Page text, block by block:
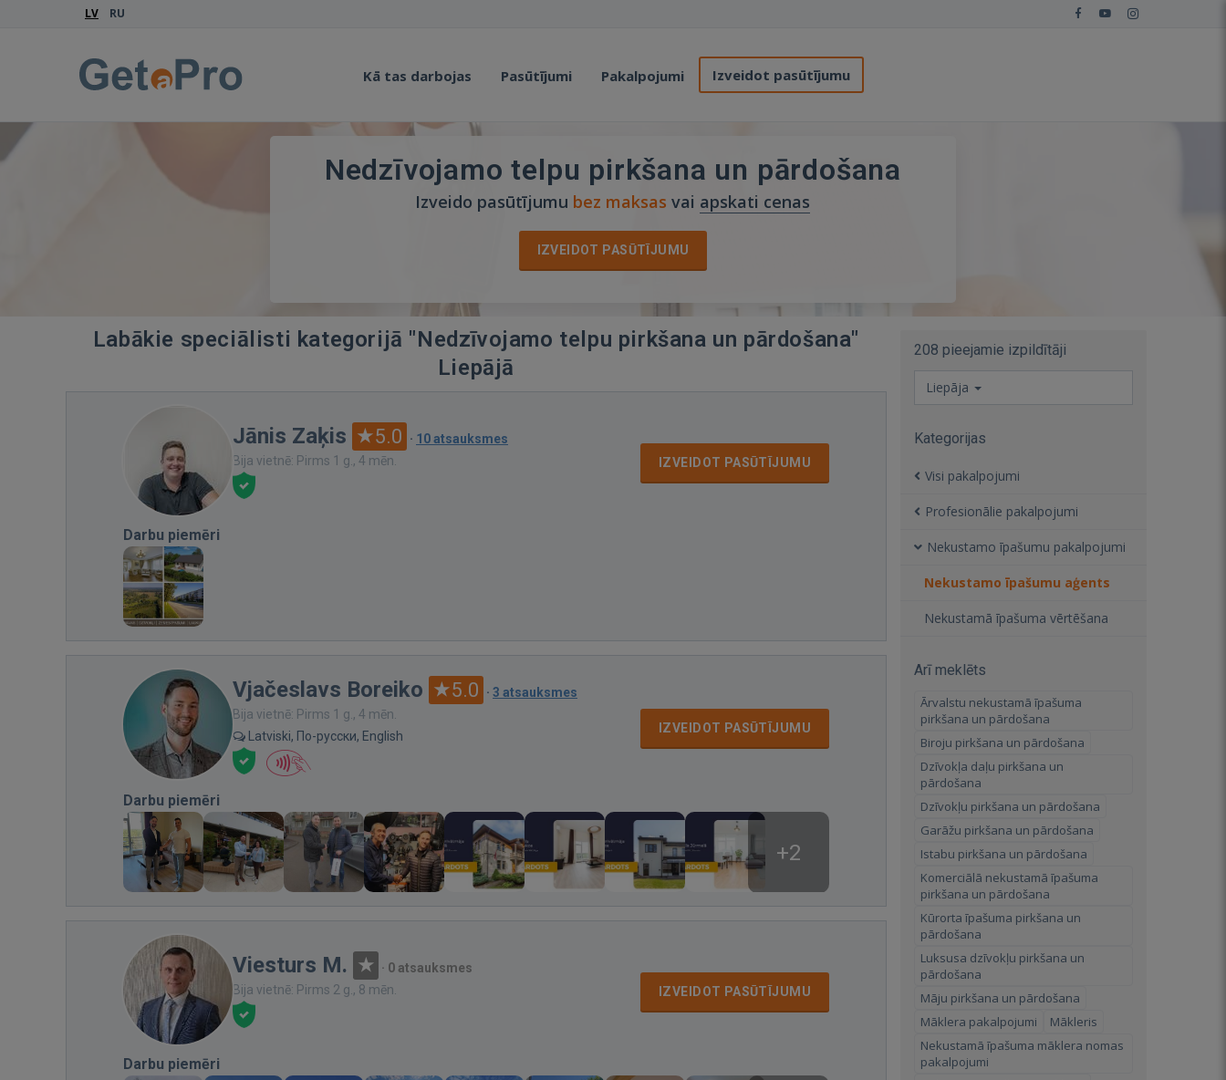
LV RU
Kā tas darbojas Pasūtījumi Pakalpojumi Izveidot pasūtījumu
Nedzīvojamo telpu pirkšana un pārdošana
Izveido pasūtījumu bez maksas vai apskati cenas
IZVEIDOT PASŪTĪJUMU
Labākie speciālisti kategorijā "Nedzīvojamo telpu pirkšana un pārdošana"
Liepājā
Jānis Zaķis 5.0 · 10 atsauksmes
Bija vietnē: Pirms 1 g., 4 mēn.
IZVEIDOT PASŪTĪJUMU
Darbu piemēri
Vjačeslavs Boreiko 5.0 · 3 atsauksmes
Bija vietnē: Pirms 1 g., 4 mēn.
Latviski, По-русски, English
IZVEIDOT PASŪTĪJUMU
Darbu piemēri
+2
Viesturs M. · 0 atsauksmes
Bija vietnē: Pirms 2 g., 8 mēn.
IZVEIDOT PASŪTĪJUMU
Darbu piemēri
208 pieejamie izpildītāji
Liepāja
Kategorijas
Visi pakalpojumi
Profesionālie pakalpojumi
Nekustamo īpašumu pakalpojumi
Nekustamo īpašumu aģents
Nekustamā īpašuma vērtēšana
Arī meklēts
Ārvalstu nekustamā īpašuma
pirkšana un pārdošana
Biroju pirkšana un pārdošana
Dzīvokļa daļu pirkšana un
pārdošana
Dzīvokļu pirkšana un pārdošana
Garāžu pirkšana un pārdošana
Istabu pirkšana un pārdošana
Komerciālā nekustamā īpašuma
pirkšana un pārdošana
Kūrorta īpašuma pirkšana un
pārdošana
Luksusa dzīvokļu pirkšana un
pārdošana
Māju pirkšana un pārdošana
Māklera pakalpojumi
Mākleris
Nekustamā īpašuma māklera nomas
pakalpojumi